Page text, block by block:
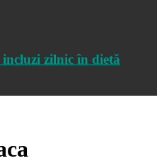
incluzi zilnic în dietă